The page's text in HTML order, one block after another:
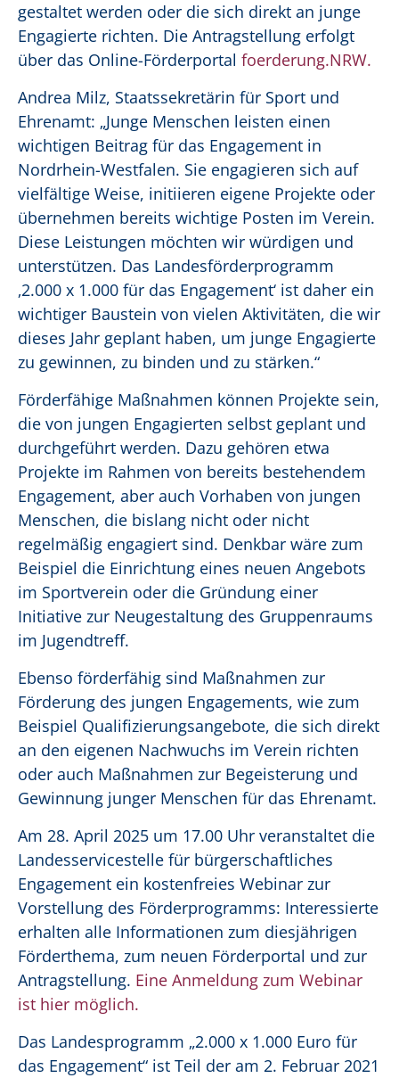
gestaltet werden oder die sich direkt an junge
Engagierte richten. Die Antragstellung erfolgt
über das Online-Förderportal foerderung.NRW.
Andrea Milz, Staatssekretärin für Sport und
Ehrenamt: „Junge Menschen leisten einen
wichtigen Beitrag für das Engagement in
Nordrhein-Westfalen. Sie engagieren sich auf
vielfältige Weise, initiieren eigene Projekte oder
übernehmen bereits wichtige Posten im Verein.
Diese Leistungen möchten wir würdigen und
unterstützen. Das Landesförderprogramm
‚2.000 x 1.000 für das Engagement‘ ist daher ein
wichtiger Baustein von vielen Aktivitäten, die wir
dieses Jahr geplant haben, um junge Engagierte
zu gewinnen, zu binden und zu stärken.“
Förderfähige Maßnahmen können Projekte sein,
die von jungen Engagierten selbst geplant und
durchgeführt werden. Dazu gehören etwa
Projekte im Rahmen von bereits bestehendem
Engagement, aber auch Vorhaben von jungen
Menschen, die bislang nicht oder nicht
regelmäßig engagiert sind. Denkbar wäre zum
Beispiel die Einrichtung eines neuen Angebots
im Sportverein oder die Gründung einer
Initiative zur Neugestaltung des Gruppenraums
im Jugendtreff.
Ebenso förderfähig sind Maßnahmen zur
Förderung des jungen Engagements, wie zum
Beispiel Qualifizierungsangebote, die sich direkt
an den eigenen Nachwuchs im Verein richten
oder auch Maßnahmen zur Begeisterung und
Gewinnung junger Menschen für das Ehrenamt.
Am 28. April 2025 um 17.00 Uhr veranstaltet die
Landesservicestelle für bürgerschaftliches
Engagement ein kostenfreies Webinar zur
Vorstellung des Förderprogramms: Interessierte
erhalten alle Informationen zum diesjährigen
Förderthema, zum neuen Förderportal und zur
Antragstellung. Eine Anmeldung zum Webinar
ist hier möglich.
Das Landesprogramm „2.000 x 1.000 Euro für
das Engagement“ ist Teil der am 2. Februar 2021